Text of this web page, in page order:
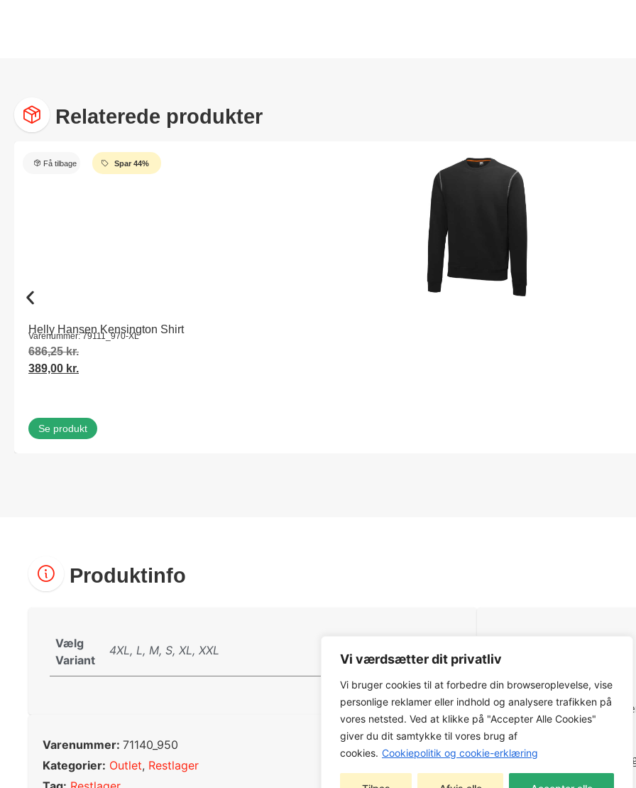
Vi værdsætter dit privatliv
Vi bruger cookies til at forbedre din browseroplevelse, vise
personlige reklamer eller indhold og analysere trafikken på
vores netsted. Ved at klikke på "Accepter Alle Cookies"
giver du dit samtykke til vores brug af
cookies. Cookiepolitik og cookie-erklæring
Relaterede produkter
Få tilbage Spar 44%
Helly Hansen Kensington Shirt
Varenummer: 79111_970-XL
686,25kr.
389,00 kr.
Se produkt
Produktinfo
Vælg
Variant
4XL, L, M, S, XL, XXL
Varenummer: 71140_950
Kategorier: Outlet, Restlager
Fuldt tapet konstruktion
Cordura®-
Ingen skuldersømme
Justerbar hætte
Lodret og vandret
Kravejustering midt bagpå